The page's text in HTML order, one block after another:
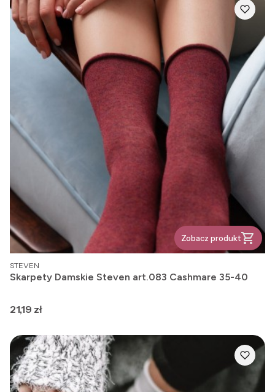
Zobacz produkt
PRODUCENT
STEVEN
Skarpety Damskie Steven art.083 Cashmare 35-40
Cena
21,19 zł